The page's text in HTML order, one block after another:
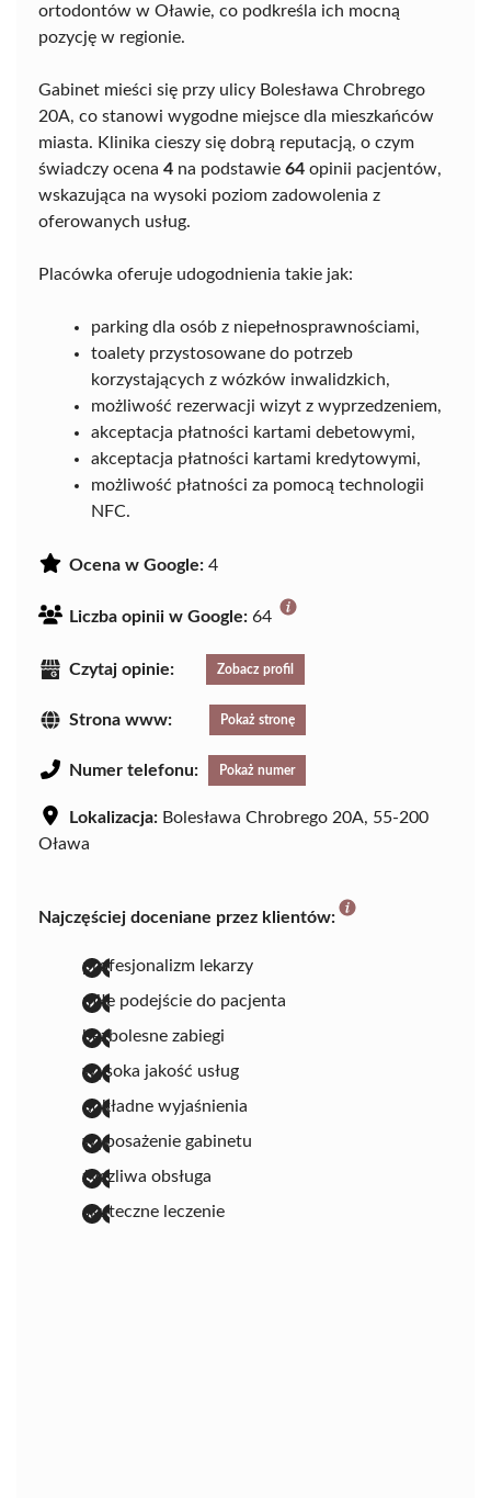
ortodontów w Oławie, co podkreśla ich mocną
pozycję w regionie.
Gabinet mieści się przy ulicy Bolesława Chrobrego
20A, co stanowi wygodne miejsce dla mieszkańców
miasta. Klinika cieszy się dobrą reputacją, o czym
świadczy ocena 4 na podstawie 64 opinii pacjentów,
wskazująca na wysoki poziom zadowolenia z
oferowanych usług.
Placówka oferuje udogodnienia takie jak:
parking dla osób z niepełnosprawnościami,
toalety przystosowane do potrzeb
korzystających z wózków inwalidzkich,
możliwość rezerwacji wizyt z wyprzedzeniem,
akceptacja płatności kartami debetowymi,
akceptacja płatności kartami kredytowymi,
możliwość płatności za pomocą technologii
NFC.
Ocena w Google: 4
Liczba opinii w Google: 64
Czytaj opinie: Zobacz profil
Strona www: Pokaż stronę
Numer telefonu: Pokaż numer
Lokalizacja: Bolesława Chrobrego 20A, 55-200
Oława
Najczęściej doceniane przez klientów:
profesjonalizm lekarzy
miłe podejście do pacjenta
bezbolesne zabiegi
wysoka jakość usług
dokładne wyjaśnienia
wyposażenie gabinetu
życzliwa obsługa
skuteczne leczenie